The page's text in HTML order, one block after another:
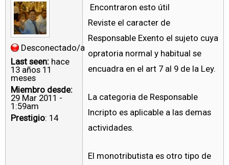
Desconectado/a
Last seen: hace
13 años 11
meses
Miembro desde:
29 Mar 2011 -
1:59am
Prestigio: 14
Encontraron esto útil
Reviste el caracter de
Responsable Exento el sujeto cuya
opratoria normal y habitual se
encuadra en el art 7 al 9 de la Ley.
La categoria de Responsable
Incripto es aplicable a las demas
actividades.
El monotributista es otro tipo de